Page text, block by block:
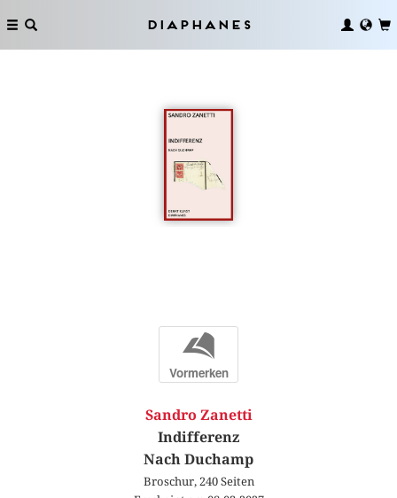
Diaphanes
b
Vormerken
Sandro Zanetti
Indifferenz
Nach Duchamp
Broschur, 240 Seiten